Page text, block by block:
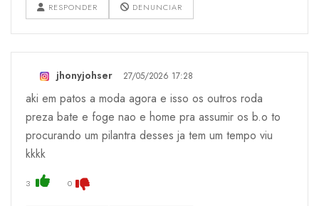
RESPONDER DENUNCIAR
jhonyjohser 27/05/2026 17:28
aki em patos a moda agora e isso os outros roda
preza bate e foge nao e home pra assumir os b.o to
procurando um pilantra desses ja tem um tempo viu
kkkk
3 0